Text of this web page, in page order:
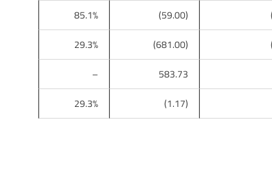
‎‫(59.00)
‎‫85.1%
‎‫(681.00)
‎‫29.3%
‎‫583.73
–
‎‫(1.17)
‎‫29.3%